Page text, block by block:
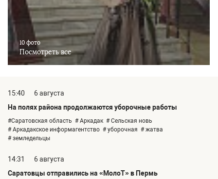
10 фото
Посмотреть все
15:40
6 августа
На полях района продолжаются уборочные работы
#Саратовская область # Аркадак # Сельская новь
# Аркадакское информагентство # уборочная # жатва
# земледельцы
14:31
6 августа
Саратовцы отправились на «МолоТ» в Пермь